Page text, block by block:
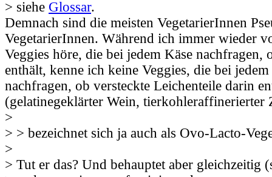
> siehe Glossar.
Demnach sind die meisten VegetarierInnen
VegetarierInnen. Während ich immer wieder
Veggies höre, die bei jedem Käse nachfragen,
enthält, kenne ich keine Veggies, die bei
nachfragen, ob versteckte Leichenteile darin
(gelatinegeklärter Wein, tierkohleraffinerierter
>
> > bezeichnet sich ja auch als Ovo-Lacto-
>
> Tut er das? Und behauptet aber gleichzeitig